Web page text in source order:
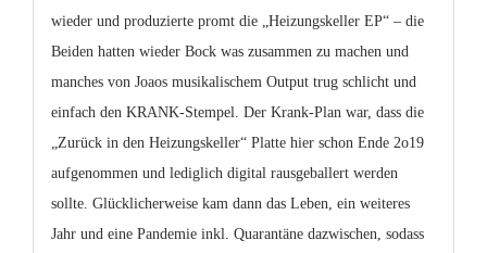
wieder und produzierte promt die „Heizungskeller EP“ – die
Beiden hatten wieder Bock was zusammen zu machen und
manches von Joaos musikalischem Output trug schlicht und
einfach den KRANK-Stempel. Der Krank-Plan war, dass die
Zurück in den Heizungskeller“ Platte hier schon Ende 2o19
aufgenommen und lediglich digital rausgeballert werden
sollte. Glücklicherweise kam dann das Leben, ein weiteres
Jahr und eine Pandemie inkl. Quarantäne dazwischen, sodass